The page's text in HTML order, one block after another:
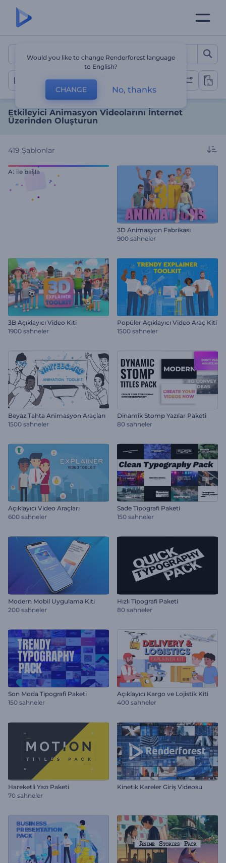
Etkileyici Animasyon
Animasyon Videoları
Etkileyici Animasyon Videolarını İnternet
Üzerinden Oluşturun
419 Şablonlar
AI ile başla
3D Animasyon Fabrikası
900 sahneler
3B Açıklayıcı Video Kiti
1900 sahneler
Popüler Açıklayıcı Video Araç Kiti
1500 sahneler
Beyaz Tahta Animasyon Araçları
1500 sahneler
Dinamik Stomp Yazılar Paketi
80 sahneler
Açıklayıcı Video Araçları
600 sahneler
Sade Tipografi Paketi
150 sahneler
Modern Mobil Uygulama Kiti
200 sahneler
Hızlı Tipografi Paketi
80 sahneler
Son Moda Tipografi Paketi
150 sahneler
Açıklayıcı Kargo ve Lojistik Kiti
400 sahneler
Hareketli Yazı Paketi
70 sahneler
Kinetik Kareler Giriş Videosu
Would you like to change Renderforest language
to English?
CHANGE No, thanks